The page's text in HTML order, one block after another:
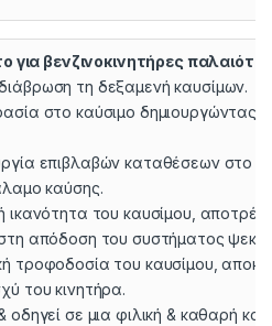
για βενζινοκινητήρες
τη δεξαμενή καυσίμων.
στο καύσιμο δημιουργώντας
επιβλαβών καταθέσεων στο
καύσης.
ικανότητα του καυσίμου,
απόδοση του συστήματος
τροφοδοσία του καυσίμου,
του κινητήρα.
οδηγεί σε μια φιλική & καθαρή